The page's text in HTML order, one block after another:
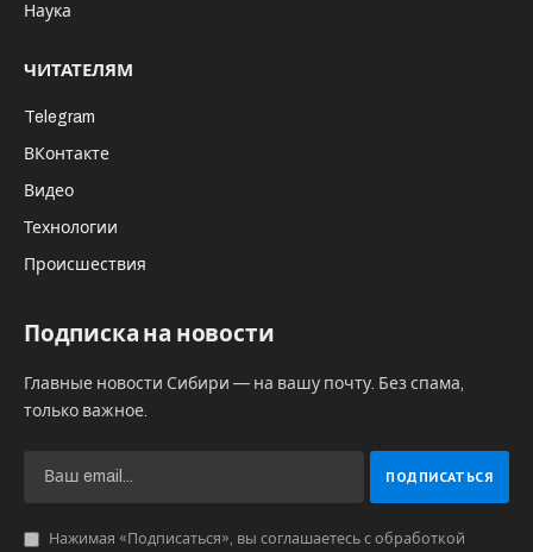
Наука
ЧИТАТЕЛЯМ
Telegram
ВКонтакте
Видео
Технологии
Происшествия
Подписка на новости
Главные новости Сибири — на вашу почту. Без спама,
только важное.
Нажимая «Подписаться», вы соглашаетесь с обработкой